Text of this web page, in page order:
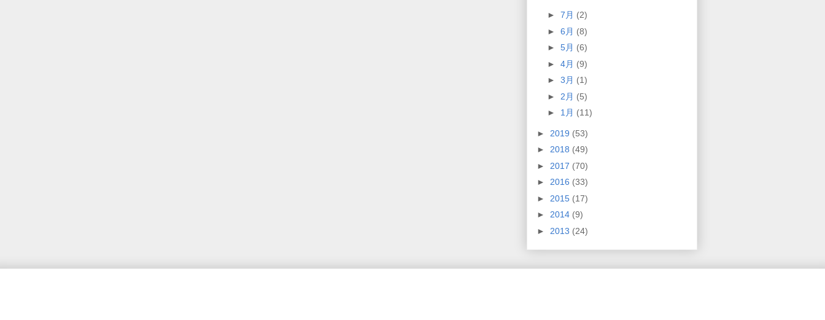
► 7月 (2)
► 6月 (8)
► 5月 (6)
► 4月 (9)
► 3月 (1)
► 2月 (5)
► 1月 (11)
► 2019 (53)
► 2018 (49)
► 2017 (70)
► 2016 (33)
► 2015 (17)
► 2014 (9)
► 2013 (24)